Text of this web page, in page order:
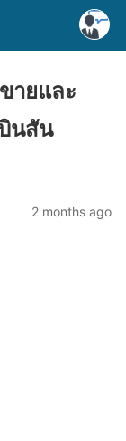
ายและ
นสัน
2 months ago